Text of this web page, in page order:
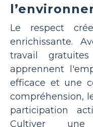
Le respect
enrichissante.
travail
apprennent
efficace et une
compréhension,
participation
Cultiver une